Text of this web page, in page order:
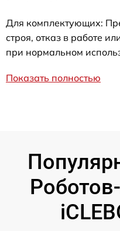
Для комплектующих:
строя, отказ в работе
при нормальном
Показать полностью